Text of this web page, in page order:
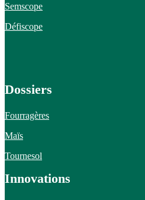
Semscope
Défiscope
Dossiers
Fourragères
Maïs
Tournesol
Innovations